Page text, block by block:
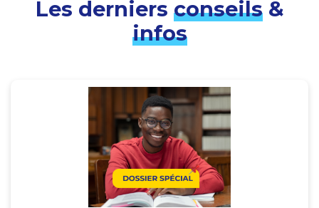
Les derniers conseils&
infos